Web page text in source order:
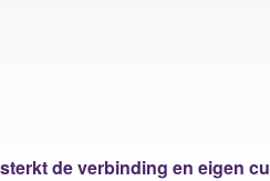
de verbinding en eigen